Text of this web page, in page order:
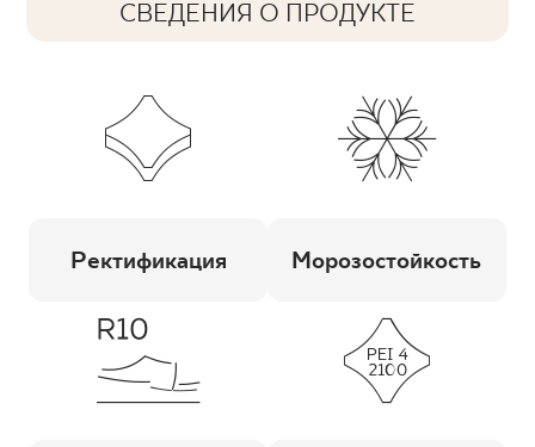
СВЕДЕНИЯ О ПРОДУКТЕ
Ректификация Морозостойкость